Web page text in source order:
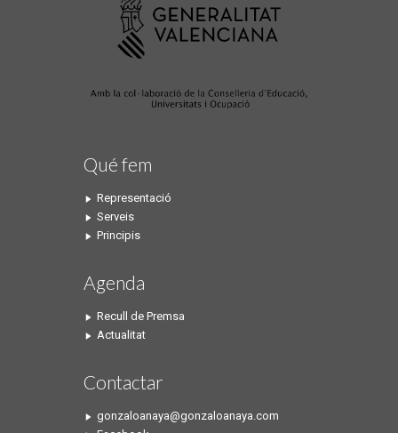
Qué fem
Representació
Serveis
Principis
Agenda
Recull de Premsa
Actualitat
Contactar
gonzaloanaya@gonzaloanaya.com